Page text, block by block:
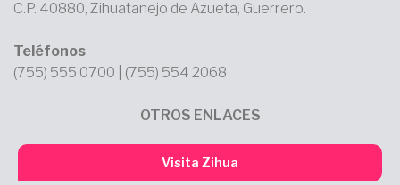
C.P. 40880, Zihuatanejo de Azueta, Guerrero.
Teléfonos
(755) 555 0700 | (755) 554 2068
OTROS ENLACES
Visita Zihua